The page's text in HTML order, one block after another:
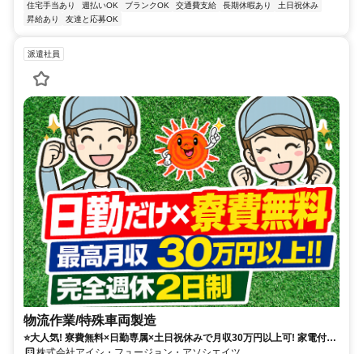
住宅手当あり
週払いOK ブランクOK 交通費支給 長期休暇あり
土日祝休み
昇給あり
友達と応募OK
派遣社員
物流作業/特殊車両製造
⭐大人気! 寮費無料×日勤専属×土日祝休みで月収30万円以上可! 家電付き